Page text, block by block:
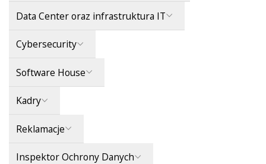
Data Center oraz infrastruktura IT
Cybersecurity
Software House
Kadry
Reklamacje
Inspektor Ochrony Danych